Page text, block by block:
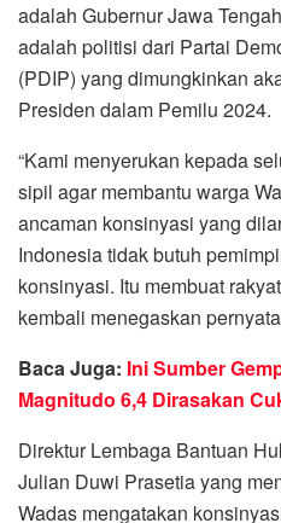
adalah Gubernur Jawa
adalah politisi dari Partai
(PDIP) yang dimungkinkan
Presiden dalam Pemilu 2024.
“Kami menyerukan kepada
sipil agar membantu warga
ancaman konsinyasi yang
Indonesia tidak butuh
konsinyasi. Itu membuat
kembali menegaskan
Baca Juga: Ini Sumber
Magnitudo 6,4 Dirasakan
Direktur Lembaga Bantuan
Julian Duwi Prasetia yang
Wadas mengatakan